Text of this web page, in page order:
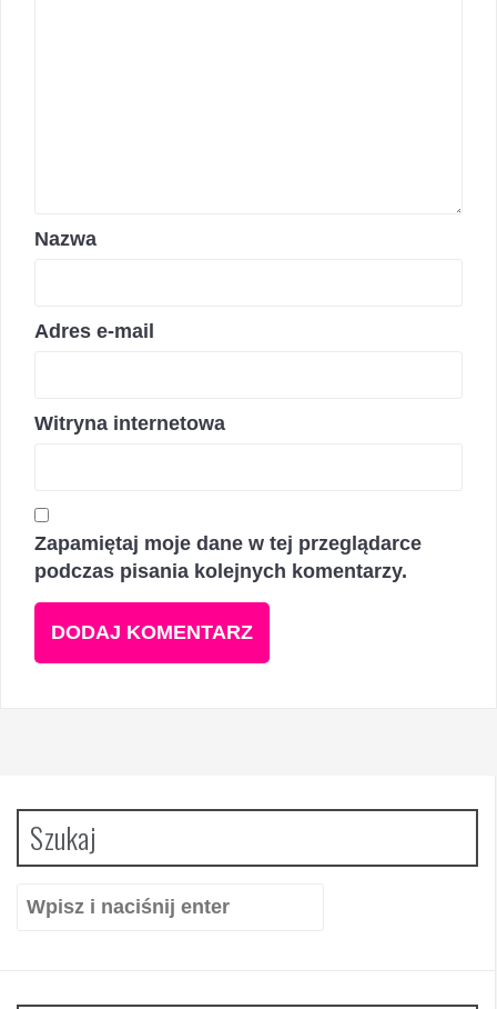
Nazwa
Adres e-mail
Witryna internetowa
Zapamiętaj moje dane w tej przeglądarce
podczas pisania kolejnych komentarzy.
Szukaj
Szukaj: